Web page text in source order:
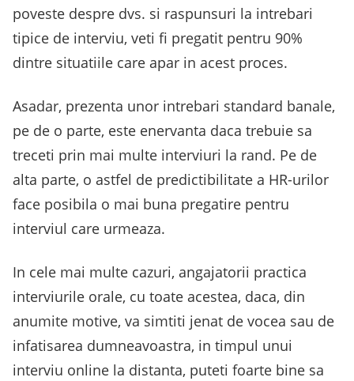
poveste despre dvs. si raspunsuri la intrebari
tipice de interviu, veti fi pregatit pentru 90%
dintre situatiile care apar in acest proces.
Asadar, prezenta unor intrebari standard banale,
pe de o parte, este enervanta daca trebuie sa
treceti prin mai multe interviuri la rand. Pe de
alta parte, o astfel de predictibilitate a HR-urilor
face posibila o mai buna pregatire pentru
interviul care urmeaza.
In cele mai multe cazuri, angajatorii practica
interviurile orale, cu toate acestea, daca, din
anumite motive, va simtiti jenat de vocea sau de
infatisarea dumneavoastra, in timpul unui
interviu online la distanta, puteti foarte bine sa